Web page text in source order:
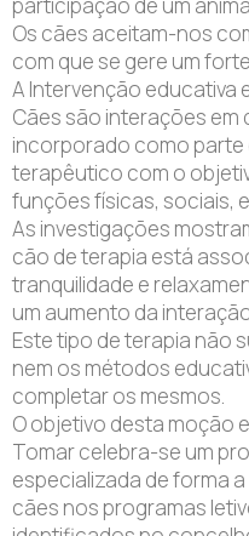
Os cães aceitam-nos
com que se gere um
A Intervenção educativa
Cães são interações em
incorporado como
terapêutico com o
funções físicas, sociais,
As investigações
cão de terapia está
tranquilidade e
um aumento da
Este tipo de terapia não
nem os métodos
completar os mesmos.
O objetivo desta moção
Tomar celebra-se um
especializada de forma
cães nos programas